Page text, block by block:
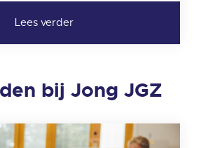
bij Jong JGZ